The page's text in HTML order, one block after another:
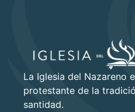
La Iglesia del Nazareno
protestante de la
santidad.